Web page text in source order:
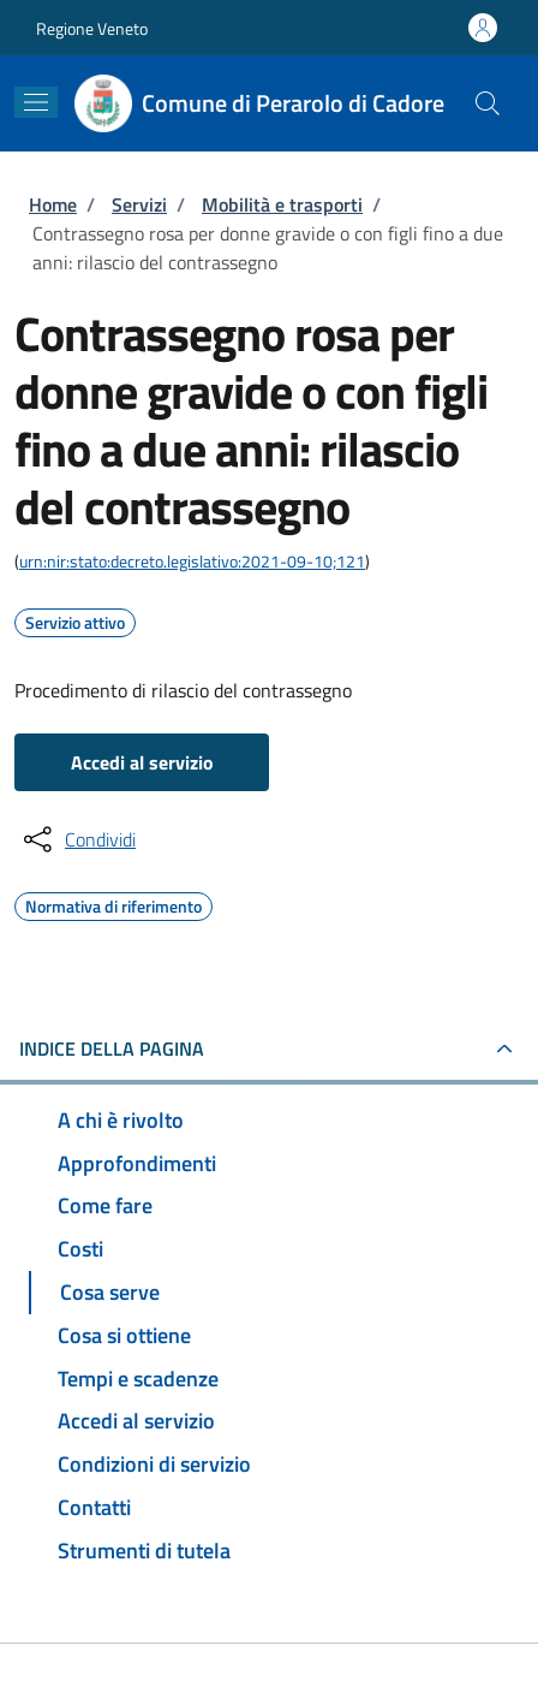
Regione Veneto
Comune di Perarolo di Cadore
Briciole di pane
Home / Servizi / Mobilità e trasporti /
Contrassegno rosa per donne gravide o con figli fino a due
anni: rilascio del contrassegno
Contrassegno rosa per
donne gravide o con figli
fino a due anni: rilascio
del contrassegno
(urn:nir:stato:decreto.legislativo:2021-09-10;121)
Servizio attivo
Procedimento di rilascio del contrassegno
Accedi al servizio
Condividi
Normativa di riferimento
INDICE DELLA PAGINA
A chi è rivolto
Approfondimenti
Come fare
Costi
Cosa serve
Cosa si ottiene
Tempi e scadenze
Accedi al servizio
Condizioni di servizio
Contatti
Strumenti di tutela